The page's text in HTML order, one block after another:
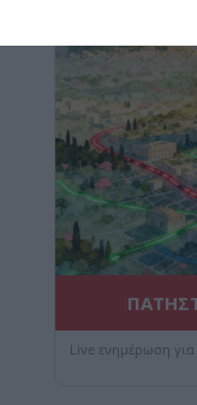
Live ενημέρωση